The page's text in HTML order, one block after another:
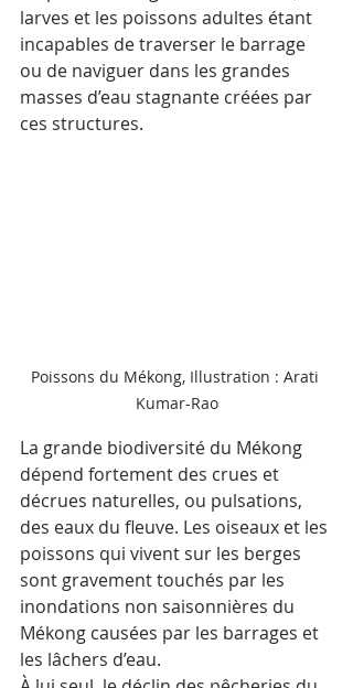
larves et les poissons adultes étant
incapables de traverser le barrage
ou de naviguer dans les grandes
masses d’eau stagnante créées par
ces structures.
Poissons du Mékong, Illustration : Arati
Kumar-Rao
La grande biodiversité du Mékong
dépend fortement des crues et
décrues naturelles, ou pulsations,
des eaux du fleuve. Les oiseaux et les
poissons qui vivent sur les berges
sont gravement touchés par les
inondations non saisonnières du
Mékong causées par les barrages et
les lâchers d’eau.